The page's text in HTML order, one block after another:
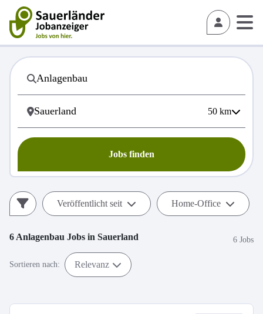
50 km
Jobs finden
Veröffentlicht seit Home-Office
6 Anlagenbau Jobs in Sauerland 6 Jobs
Sortieren nach: Relevanz